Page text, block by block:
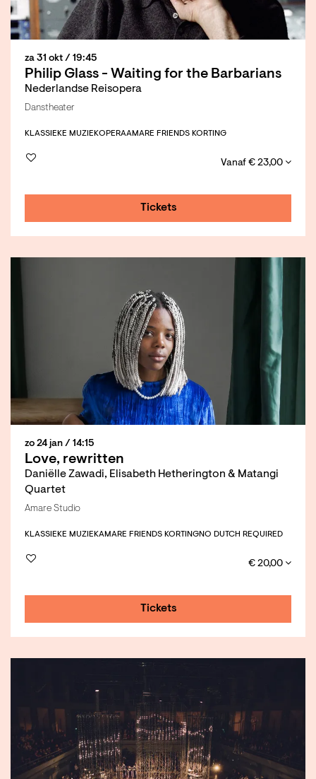
Philip Glass - Waiting for the Barbarians
Nederlandse Reisopera
za 31 okt / 19:45
Danstheater
KLASSIEKE MUZIEKOPERAAMARE FRIENDS KORTING
Vanaf € 23,00
Tickets
Love, rewritten
Daniëlle Zawadi, Elisabeth Hetherington & Matangi
Quartet
zo 24 jan / 14:15
Amare Studio
KLASSIEKE MUZIEKAMARE FRIENDS KORTINGNO DUTCH REQUIRED
€ 20,00
Tickets